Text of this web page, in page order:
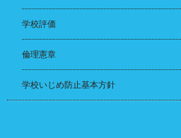
学校評価
倫理憲章
学校いじめ防止基本方針